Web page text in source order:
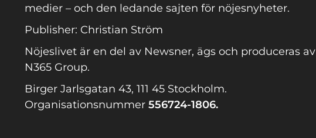
medier – och den ledande sajten för nöjesnyheter.
Publisher: Christian Ström
Nöjeslivet är en del av Newsner, ägs och produceras av
N365 Group.
Birger Jarlsgatan 43, 111 45 Stockholm.
Organisationsnummer 556724-1806.